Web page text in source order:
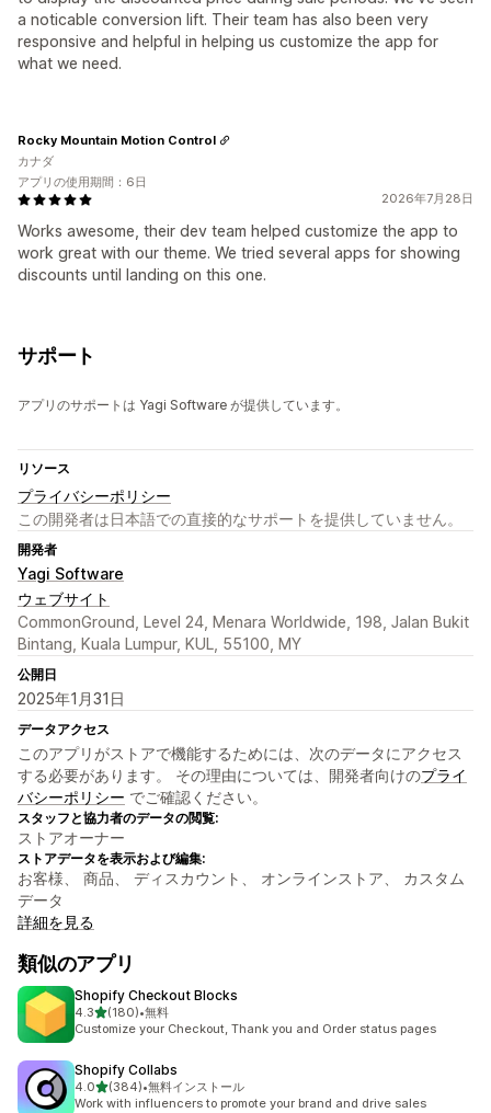
a noticable conversion lift. Their team has also been very
responsive and helpful in helping us customize the app for
what we need.
2026年7月28日
Works awesome, their dev team helped customize the app to
work great with our theme. We tried several apps for showing
discounts until landing on this one.
Rocky Mountain Motion Control
カナダ
アプリの使用期間：6日
サポート
アプリのサポートは Yagi Software が提供しています。
リソース
プライバシーポリシー
この開発者は日本語での直接的なサポートを提供していません。
開発者
Yagi Software
ウェブサイト
CommonGround, Level 24, Menara Worldwide, 198, Jalan Bukit
Bintang, Kuala Lumpur, KUL, 55100, MY
公開日
2025年1月31日
データアクセス
このアプリがストアで機能するためには、次のデータにアクセス
する必要があります。 その理由については、開発者向けのプライ
バシーポリシー でご確認ください。
スタッフと協力者のデータの閲覧:
ストアオーナー
ストアデータを表示および編集:
お客様、 商品、 ディスカウント、 オンラインストア、 カスタム
データ
詳細を見る
類似のアプリ
Shopify Checkout Blocks
4.35つ星中
(180)
合計レビュー数：180件
•無料
Customize your Checkout, Thank you and Order status pages
Shopify Collabs
4.05つ星中
(384)
合計レビュー数：384件
•無料インストール
Work with influencers to promote your brand and drive sales